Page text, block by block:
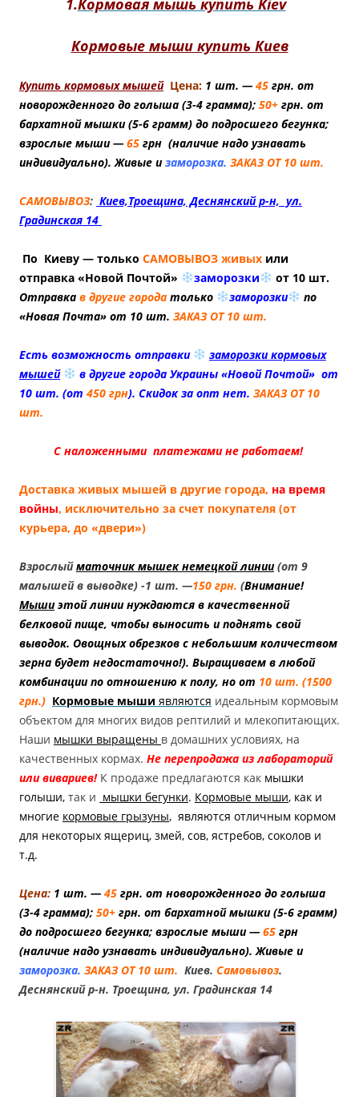
1.Кормовая мышь купить Kiev
Кормовые мыши купить Киев
Купить кормовых мышей Цена: 1 шт. — 45 грн. от
новорожденного до голыша (3-4 грамма); 50+ грн. от
бархатной мышки (5-6 грамм) до подросшего бегунка;
взрослые мыши — 65 грн (наличие надо узнавать
индивидуально). Живые изаморозка. ЗАКАЗ ОТ 10 шт.
САМОВЫВОЗ: Киев,Троещина, Деснянский р-н, ул.
Градинская 14
По Киеву — только САМОВЫВОЗ живых или
отправка «Новой Почтой»
заморозки
от 10 шт.
Отправка в другие города только заморозки
по
«Новая Почта» от 10 шт. ЗАКАЗ ОТ 10 шт.
Есть возможность отправки
заморозки кормовых
мышей
в другие города Украины «Новой Почтой» от
10 шт. (от 450 грн). Скидок за опт нет. ЗАКАЗ ОТ 10
шт.
С наложенными платежами не работаем!
Доставка живых мышей в другие города, на время
войны, исключительно за счет покупателя (от
курьера, до «двери»)
Взрослыйматочник мышек немецкой линии(от 9
малышей в выводке) -1 шт. —150 грн. (Внимание!
Мышиэтой линии нуждаются в качественной
белковой пище, чтобы выносить и поднять свой
выводок. Овощных обрезков с небольшим количеством
зерна будет недостаточно!). Выращиваем в любой
комбинации по отношению к полу, но от 10 шт. (1500
грн.) Кормовые мыши являются идеальным кормовым
объектом для многих видов рептилий и млекопитающих.
Наши мышки выращены в домашних условиях, на
качественных кормах. Не перепродажа из лабораторий
или вивариев!К продаже предлагаются как мышки
голыши, так и мышки бегунки. Кормовые мыши, как и
многие кормовые грызуны, являются отличным кормом
для некоторых ящериц, змей, сов, ястребов, соколов и
т.д.
Цена: 1 шт. — 45 грн. от новорожденного до голыша
(3-4 грамма); 50+ грн. от бархатной мышки (5-6 грамм)
до подросшего бегунка; взрослые мыши — 65 грн
(наличие надо узнавать индивидуально). Живые и
заморозка. ЗАКАЗ ОТ 10 шт. Киев. Самовывоз.
Деснянский р-н. Троещина, ул. Градинская 14